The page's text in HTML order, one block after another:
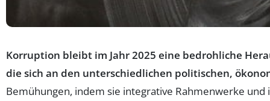
Korruption bleibt im Jahr 2025 eine bedrohliche
die sich an den unterschiedlichen politischen,
Bemühungen, indem sie integrative Rahmenwerke